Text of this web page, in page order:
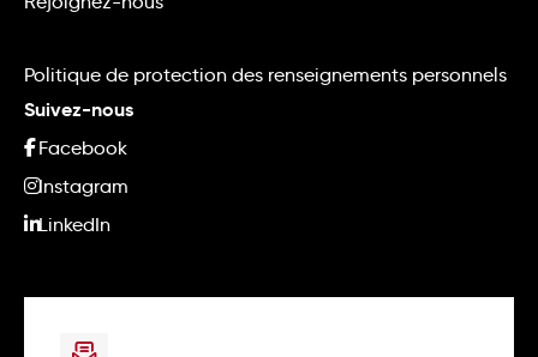
Politique de protection des renseignements personnels
Suivez-nous
Facebook
Instagram
LinkedIn